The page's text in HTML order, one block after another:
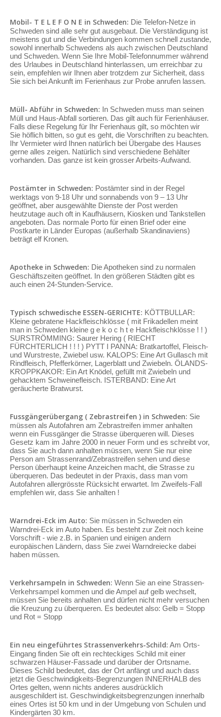
Mobil- T E L E F O N E in Schweden: Die Telefon-Netze in
Schweden sind alle sehr gut ausgebaut. Die Verständigung ist
meistens gut und die Verbindungen kommen schnell zustande,
sowohl innerhalb Schwedens als auch zwischen Deutschland
und Schweden. Wenn Sie Ihre Mobil-Telefonnummer während
des Urlaubes in Deutschland hinterlassen, um erreichbar zu
sein, empfehlen wir Ihnen aber trotzdem zur Sicherheit, dass
Sie sich bei Ankunft im Ferienhaus zur Probe anrufen lassen.
Müll- Abführ in Schweden: In Schweden muss man seinen
Müll und Haus-Abfall sortieren. Das gilt auch für Ferienhäuser.
Falls diese Regelung für Ihr Ferienhaus gilt, so möchten wir
Sie höflich bitten, so gut es geht, die Vorschriften zu beachten.
Ihr Vermieter wird Ihnen natürlich bei Übergabe des Hauses
gerne alles zeigen. Natürlich sind verschiedene Behälter
vorhanden. Das ganze ist kein grosser Arbeits-Aufwand.
Postämter in Schweden: Postämter sind in der Regel
werktags von 9-18 Uhr und sonnabends von 9 – 13 Uhr
geöffnet, aber ausgewählte Dienste der Post werden
heutzutage auch oft in Kaufhäusern, Kiosken und Tankstellen
angeboten. Das normale Porto für einen Brief oder eine
Postkarte in Länder Europas (außerhalb Skandinaviens)
beträgt elf Kronen.
Apotheke in Schweden: Die Apotheken sind zu normalen
Geschäftszeiten geöffnet. In den größeren Städten gibt es
auch einen 24-Stunden-Service.
Typisch schwedische ESSEN-GERICHTE: KÖTTBULLAR:
Kleine gebratene Hackfleischklösse ( mit Frikadellen meint
man in Schweden kleine g e k o c h t e Hackfleischklösse ! ! )
SURSTRÖMMING: Saurer Hering ( RIECHT
FÜRCHTERLICH ! ! ! ) PYTT I PANNA: Bratkartoffel, Fleisch-
und Wurstreste, Zwiebel usw. KALOPS: Eine Art Gullasch mit
Rindfleisch, Pfefferkörner, Lagerblatt und Zwiebeln. ÖLANDS-
KROPPKAKOR: Ein Art Knödel, gefüllt mit Zwiebeln und
gehacktem Schweinefleisch. ISTERBAND: Eine Art
geräucherte Bratwurst.
Fussgängerübergang ( Zebrastreifen ) in Schweden: Sie
müssen als Autofahren am Zebrastreifen immer anhalten
wenn ein Fussgänger die Strasse überqueren will. Dieses
Gesetz kam im Jahre 2000 in neuer Form und es schreibt vor,
dass Sie auch dann anhalten müssen, wenn Sie nur eine
Person am Strassenrand/Zebrastreifen sehen und diese
Person überhaupt keine Anzeichen macht, die Strasse zu
überqueren. Das bedeutet in der Praxis, dass man vom
Autofahren allergrösste Rücksicht erwartet. Im Zweifels-Fall
empfehlen wir, dass Sie anhalten !
Warndrei-Eck im Auto: Sie müssen in Schweden ein
Warndrei-Eck im Auto haben. Es besteht zur Zeit noch keine
Vorschrift - wie z.B. in Spanien und einigen andern
europäischen Ländern, dass Sie zwei Warndreiecke dabei
haben müssen.
Verkehrsampeln in Schweden: Wenn Sie an eine Strassen-
Verkehrsampel kommen und die Ampel auf gelb wechselt,
müssen Sie bereits anhalten und dürfen nicht mehr versuchen
die Kreuzung zu überqueren. Es bedeutet also: Gelb = Stopp
und Rot = Stopp
Ein neu eingeführtes Strassenverkehrs-Schild: Am Orts-
Eingang finden Sie oft ein rechteckiges Schild mit einer
schwarzen Häuser-Fassade und darüber der Ortsname.
Dieses Schild bedeutet, das der Ort anfängt und auch dass
jetzt die Geschwindigkeits-Begrenzungen INNERHALB des
Ortes gelten, wenn nichts anderes ausdrücklich
ausgeschildert ist. Geschwindigkeitsbegrenzungen innerhalb
eines Ortes ist 50 km und in der Umgebung von Schulen und
Kindergärten 30 km.